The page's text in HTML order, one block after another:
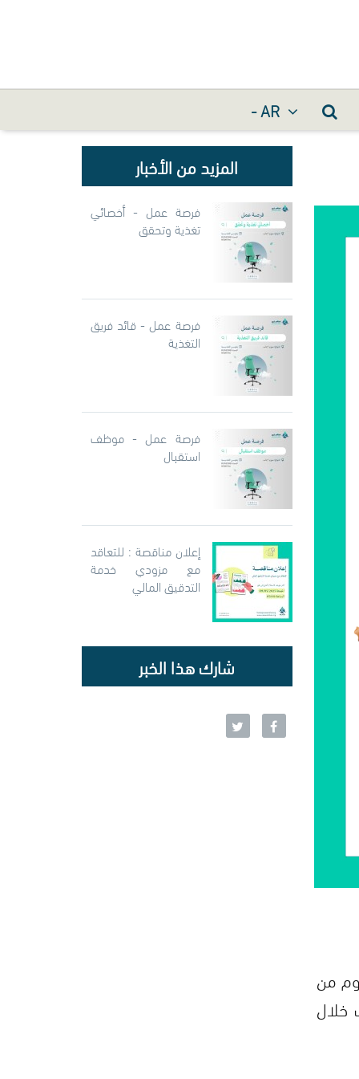
- AR
من
ادلب خلال
المزيد من الأخبار
فرصة عمل - أخصائي
تغذية وتحقق
فرصة عمل - قائد فريق
التغذية
فرصة عمل - موظف
استقبال
إعلان مناقصة : للتعاقد
مع مزودي خدمة
التدقيق المالي
شارك هذا الخبر